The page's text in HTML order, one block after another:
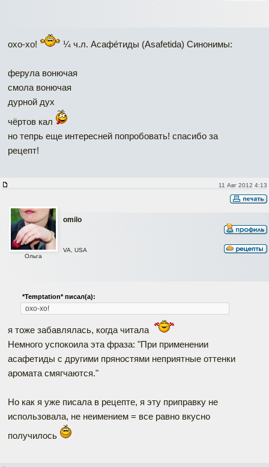
охо-хо! ¼ ч.л. Асафе́тиды (Аsafetida) Синонимы:
ферула вонючая
смола вонючая
дурной дух
чёртов кал
но тепрь еще интересней попробовать! спасибо за
рецепт!
11 Авг 2012 4:13
omilo
Ольга
VA, USA
*Temptation* писал(а):
охо-хо!
я тоже забавлялась, когда читала
Немного успокоила эта фраза: "При применении
асафетиды с другими пряностями неприятные оттенки
аромата смягчаются."
Но как я уже писала в рецепте, я эту приправку не
использовала, не неимением = все равно вкусно
получилось